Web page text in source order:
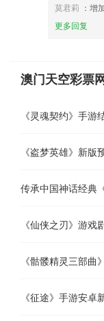
莫君莉 ：增
更多回复
澳门天空彩票
《灵魂契约》手游
《盗梦英雄》新版
传承中国神话经典
《仙侠之刃》游戏
《骷髅精灵三部
《征途》手游安